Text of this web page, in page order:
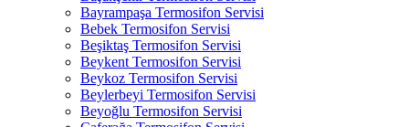
Bayrampaşa Termosifon Servisi
Bebek Termosifon Servisi
Beşiktaş Termosifon Servisi
Beykent Termosifon Servisi
Beykoz Termosifon Servisi
Beylerbeyi Termosifon Servisi
Beyoğlu Termosifon Servisi